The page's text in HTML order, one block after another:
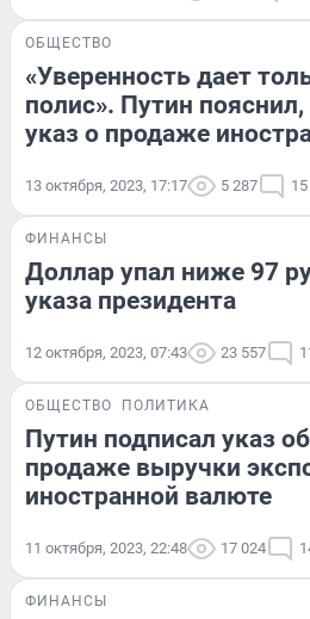
ОБЩЕСТВО
«Уверенность дает
полис». Путин
указ о продаже
13 октября, 2023, 17:17 5 287 15
ФИНАНСЫ
Доллар упал ниже 97
указа президента
12 октября, 2023, 07:43 23 557
ОБЩЕСТВО ПОЛИТИКА
Путин подписал указ
продаже выручки
иностранной валюте
11 октября, 2023, 22:48 17 024
ФИНАНСЫ